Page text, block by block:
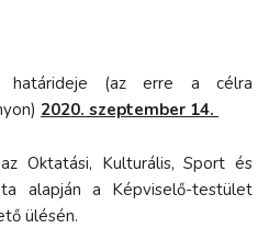
határideje (az erre a célra
2020. szeptember 14.
Oktatási, Kulturális, Sport és
alapján a Képviselő-testület
ülésén.